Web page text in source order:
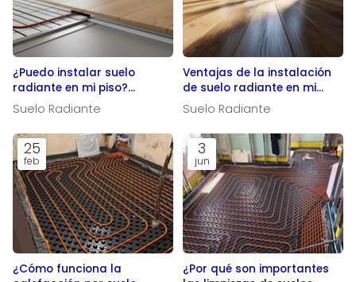
¿Puedo instalar suelo
radiante en mi piso?
Requisitos y
consideraciones
Suelo Radiante
Ventajas de la instalación
de suelo radiante en mi
hogar
Suelo Radiante
25
feb
¿Cómo funciona la
3
jun
¿Por qué son importantes